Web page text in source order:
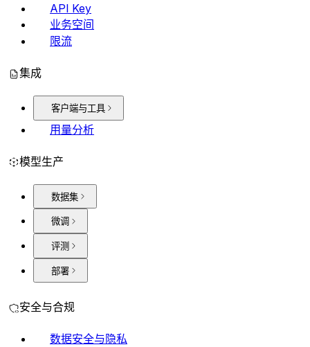
API Key
业务空间
限流
集成
客户端与工具
用量分析
模型生产
数据集
微调
评测
部署
安全与合规
数据安全与隐私